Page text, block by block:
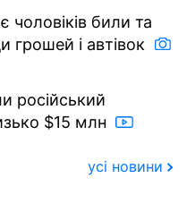
чоловіків били та
грошей і автівок
російський
$15 млн
усі новини